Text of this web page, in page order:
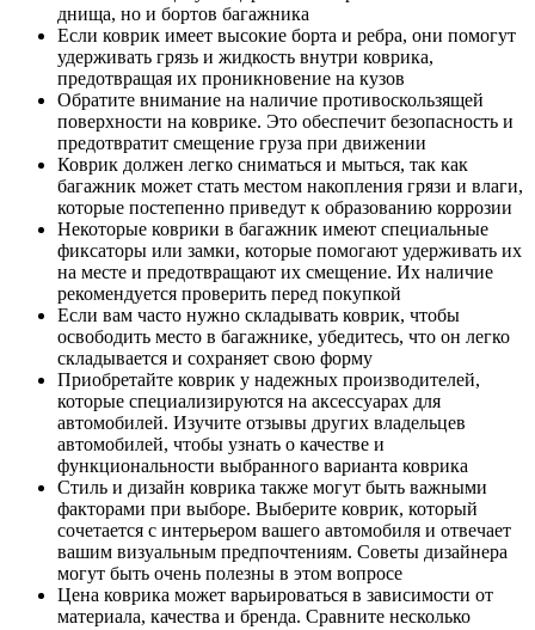
днища, но и бортов багажника
Если коврик имеет высокие борта и ребра, они помогут
удерживать грязь и жидкость внутри коврика,
предотвращая их проникновение на кузов
Обратите внимание на наличие противоскользящей
поверхности на коврике. Это обеспечит безопасность и
предотвратит смещение груза при движении
Коврик должен легко сниматься и мыться, так как
багажник может стать местом накопления грязи и влаги,
которые постепенно приведут к образованию коррозии
Некоторые коврики в багажник имеют специальные
фиксаторы или замки, которые помогают удерживать их
на месте и предотвращают их смещение. Их наличие
рекомендуется проверить перед покупкой
Если вам часто нужно складывать коврик, чтобы
освободить место в багажнике, убедитесь, что он легко
складывается и сохраняет свою форму
Приобретайте коврик у надежных производителей,
которые специализируются на аксессуарах для
автомобилей. Изучите отзывы других владельцев
автомобилей, чтобы узнать о качестве и
функциональности выбранного варианта коврика
Стиль и дизайн коврика также могут быть важными
факторами при выборе. Выберите коврик, который
сочетается с интерьером вашего автомобиля и отвечает
вашим визуальным предпочтениям. Советы дизайнера
могут быть очень полезны в этом вопросе
Цена коврика может варьироваться в зависимости от
материала, качества и бренда. Сравните несколько